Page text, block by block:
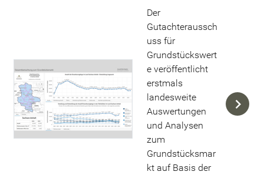
Der
Gutachteraussch
uss für
Grundstückswert
e veröffentlicht
erstmals
landesweite
Auswertungen
und Analysen
zum
Grundstücksmar
kt auf Basis der